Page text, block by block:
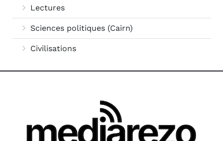
Lectures
Sciences politiques (Cairn)
Civilisations